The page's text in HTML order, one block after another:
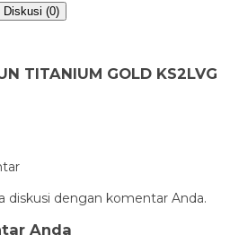
Diskusi (0)
TITANIUM GOLD KS2LVG
diskusi dengan komentar Anda.
Anda